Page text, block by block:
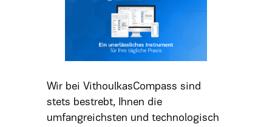
Wir bei VithoulkasCompass sind
stets bestrebt, Ihnen die
umfangreichsten und technologisch